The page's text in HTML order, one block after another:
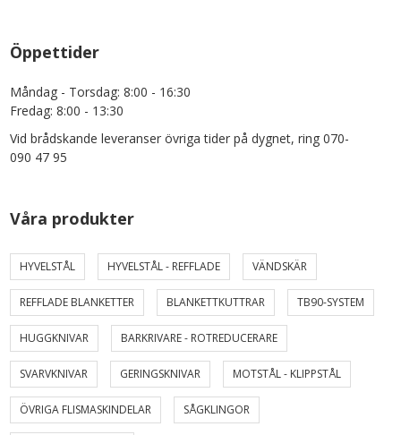
Öppettider
Måndag - Torsdag: 8:00 - 16:30
Fredag: 8:00 - 13:30
Vid brådskande leveranser övriga tider på dygnet, ring 070-
090 47 95
Våra produkter
HYVELSTÅL HYVELSTÅL - REFFLADE VÄNDSKÄR
REFFLADE BLANKETTER BLANKETTKUTTRAR TB90-SYSTEM
HUGGKNIVAR BARKRIVARE - ROTREDUCERARE
SVARVKNIVAR GERINGSKNIVAR MOTSTÅL - KLIPPSTÅL
ÖVRIGA FLISMASKINDELAR SÅGKLINGOR